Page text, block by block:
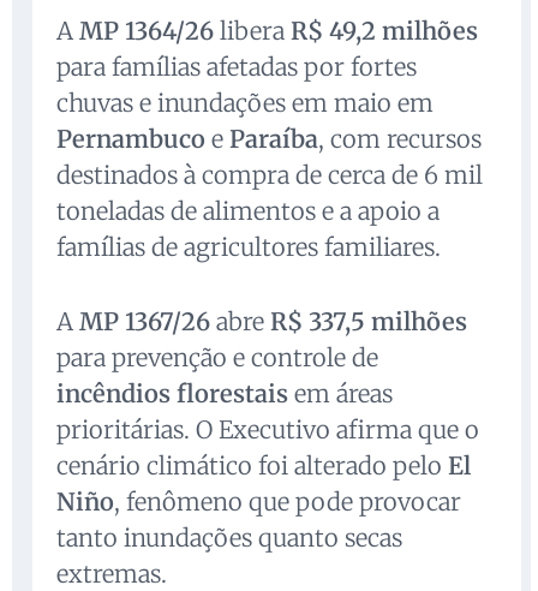
A MP 1364/26 libera R$ 49,2 milhões
para famílias afetadas por fortes
chuvas e inundações em maio em
Pernambuco e Paraíba, com recursos
destinados à compra de cerca de 6 mil
toneladas de alimentos e a apoio a
famílias de agricultores familiares.
A MP 1367/26 abre R$ 337,5 milhões
para prevenção e controle de
incêndios florestais em áreas
prioritárias. O Executivo afirma que o
cenário climático foi alterado pelo El
Niño, fenômeno que pode provocar
tanto inundações quanto secas
extremas.